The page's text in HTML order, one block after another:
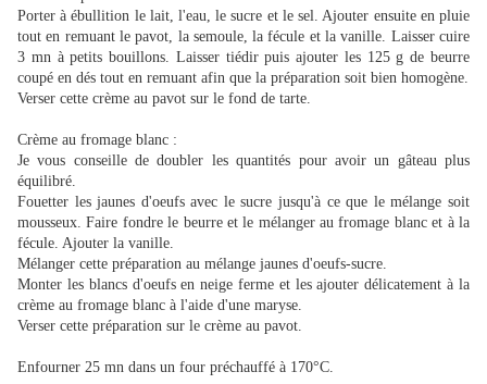
Porter à ébullition le lait, l'eau, le sucre et le sel. Ajouter ensuite en pluie
tout en remuant le pavot, la semoule, la fécule et la vanille. Laisser cuire
3 mn à petits bouillons. Laisser tiédir puis ajouter les 125 g de beurre
coupé en dés tout en remuant afin que la préparation soit bien homogène.
Verser cette crème au pavot sur le fond de tarte.
Crème au fromage blanc :
Je vous conseille de doubler les quantités pour avoir un gâteau plus
équilibré.
Fouetter les jaunes d'oeufs avec le sucre jusqu'à ce que le mélange soit
mousseux. Faire fondre le beurre et le mélanger au fromage blanc et à la
fécule. Ajouter la vanille.
Mélanger cette préparation au mélange jaunes d'oeufs-sucre.
Monter les blancs d'oeufs en neige ferme et les ajouter délicatement à la
crème au fromage blanc à l'aide d'une maryse.
Verser cette préparation sur le crème au pavot.
Enfourner 25 mn dans un four préchauffé à 170°C.